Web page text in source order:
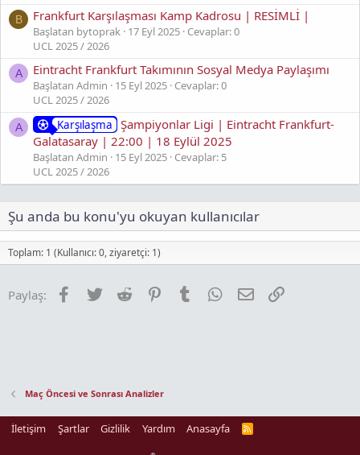
B Frankfurt Karşılaşması Kamp Kadrosu | RESİMLİ |
Başlatan bytoprak 17 Eyl 2025 Cevaplar: 0
UCL 2025 / 2026
A Eintracht Frankfurt Takımının Sosyal Medya Paylaşımı
Başlatan Admin 15 Eyl 2025 Cevaplar: 0
UCL 2025 / 2026
A Karşılaşma
Şampiyonlar Ligi | Eintracht Frankfurt-
Galatasaray | 22:00 | 18 Eylül 2025
Başlatan Admin 15 Eyl 2025 Cevaplar: 5
UCL 2025 / 2026
Şu anda bu konu'yu okuyan kullanıcılar
Toplam: 1 (Kullanıcı: 0, ziyaretçi: 1)
Paylaş: Facebook
Twitter Reddit PinterestTumblr WhatsApp
E-posta
Maç Öncesi ve Sonrası Analizler
İletişim Şartlar Gizlilik Yardım Anasayfa
R